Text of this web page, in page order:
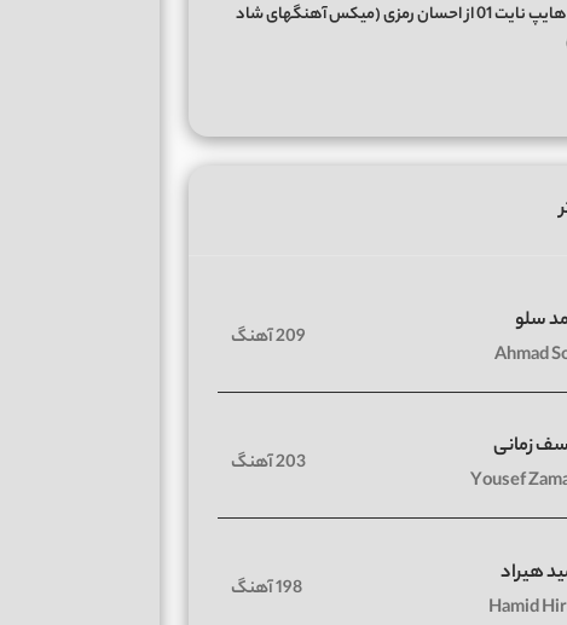
دانلود ریمیکس هایپ نایت 01 از احسان رمزی (میکس آهنگهای شاد
سلو
Ahmad
209 آهنگ
زمانی
Yousef
203 آهنگ
هیراد
Hamid
198 آهنگ